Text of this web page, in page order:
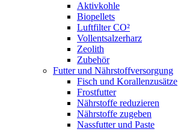
Aktivkohle
Biopellets
Luftfilter CO²
Vollentsalzerharz
Zeolith
Zubehör
Futter und Nährstoffversorgung
Fisch und Korallenzusätze
Frostfutter
Nährstoffe reduzieren
Nährstoffe zugeben
Nassfutter und Paste